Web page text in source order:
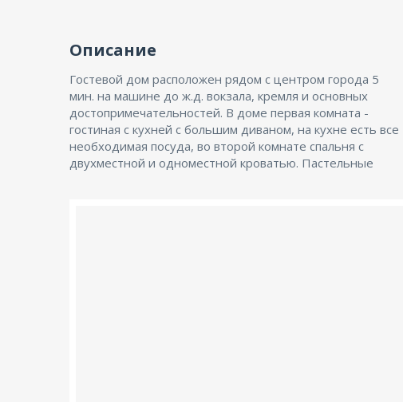
Описание
Гостевой дом расположен рядом с центром города 5
мин. на машине до ж.д. вокзала, кремля и основных
достопримечательностей. В доме первая комната -
гостиная с кухней с большим диваном, на кухне есть все
необходимая посуда, во второй комнате спальня с
двухместной и одноместной кроватью. Пастельные
принадлежности, спальные места на большое
количество гостей. Во дворе есть все для барбекю:
мангал, угли, решетка и шампура. Также можно оставить